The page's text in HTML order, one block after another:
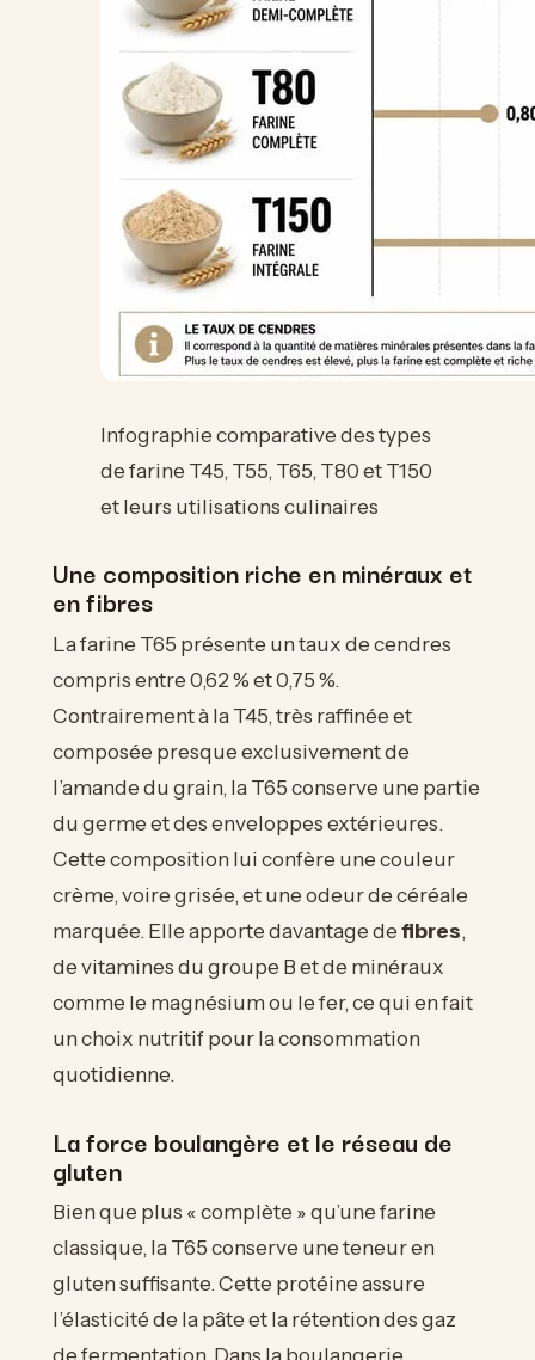
Infographie comparative des types
de farine T45, T55, T65, T80 et T150
et leurs utilisations culinaires
Une composition riche en minéraux et
en fibres
La farine T65 présente un taux de cendres
compris entre 0,62 % et 0,75 %.
Contrairement à la T45, très raffinée et
composée presque exclusivement de
l’amande du grain, la T65 conserve une partie
du germe et des enveloppes extérieures.
Cette composition lui confère une couleur
crème, voire grisée, et une odeur de céréale
marquée. Elle apporte davantage defibres,
de vitamines du groupe B et de minéraux
comme le magnésium ou le fer, ce qui en fait
un choix nutritif pour la consommation
quotidienne.
La force boulangère et le réseau de
gluten
Bien que plus « complète » qu’une farine
classique, la T65 conserve une teneur en
gluten suffisante. Cette protéine assure
l’élasticité de la pâte et la rétention des gaz
de fermentation. Dans la boulangerie